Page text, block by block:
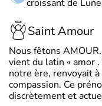
croissant de Lune
Saint Amour
Nous fêtons
vient du latin « amor
notre ère, renvoyait
compassion. Ce
discrètement et